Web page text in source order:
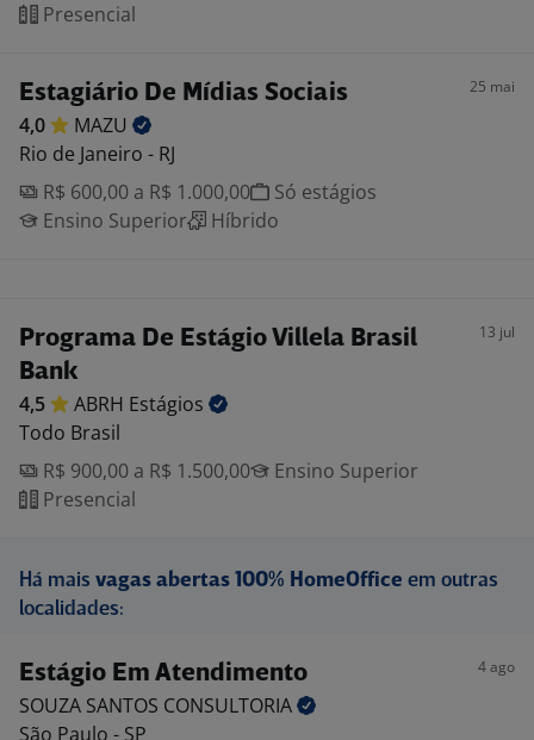
Presencial
Estagiário De Mídias Sociais 25 mai
4,0
MAZU
Rio de Janeiro - RJ
R$ 600,00 a R$ 1.000,00
Só estágios
Ensino Superior
Híbrido
Programa De Estágio Villela Brasil
Bank
13 jul
4,5 ABRH Estágios
Todo Brasil
R$ 900,00 a R$ 1.500,00
Ensino Superior
Presencial
Há mais vagas abertas 100% HomeOffice em outras
localidades:
Estágio Em Atendimento 4 ago
SOUZA SANTOS CONSULTORIA
São Paulo - SP